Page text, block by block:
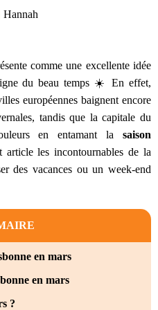
Hannah
comme une excellente idée
du beau temps ☀️ En effet,
européennes baignent encore
tandis que la capitale du
en entamant la saison
article les incontournables de la
des vacances ou un week-end
en mars
en mars
?